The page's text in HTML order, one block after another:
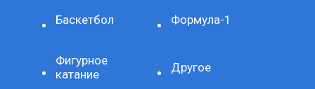
Баскетбол Формула-1
Фигурное
катание
Другое